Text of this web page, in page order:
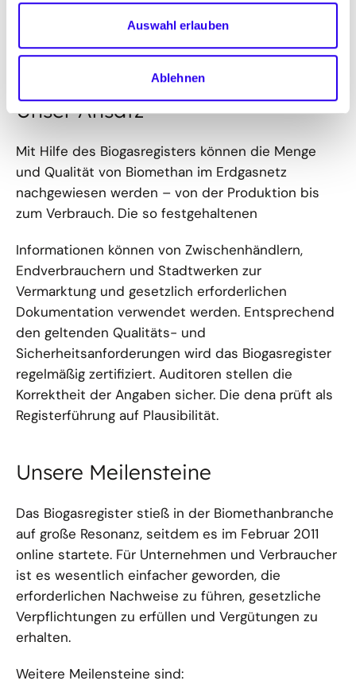
Auswahl erlauben
Ablehnen
Bild
vergrößerten
Darstellung
Unser Ansatz
Mit Hilfe des Biogasregisters können die Menge
und Qualität von Biomethan im Erdgasnetz
nachgewiesen werden – von der Produktion bis
zum Verbrauch. Die so festgehaltenen
Informationen können von Zwischenhändlern,
Endverbrauchern und Stadtwerken zur
Vermarktung und gesetzlich erforderlichen
Dokumentation verwendet werden. Entsprechend
den geltenden Qualitäts- und
Sicherheitsanforderungen wird das Biogasregister
regelmäßig zertifiziert. Auditoren stellen die
Korrektheit der Angaben sicher. Die dena prüft als
Registerführung auf Plausibilität.
Unsere Meilensteine
Das Biogasregister stieß in der Biomethanbranche
auf große Resonanz, seitdem es im Februar 2011
online startete. Für Unternehmen und Verbraucher
ist es wesentlich einfacher geworden, die
erforderlichen Nachweise zu führen, gesetzliche
Verpflichtungen zu erfüllen und Vergütungen zu
erhalten.
Weitere Meilensteine sind: